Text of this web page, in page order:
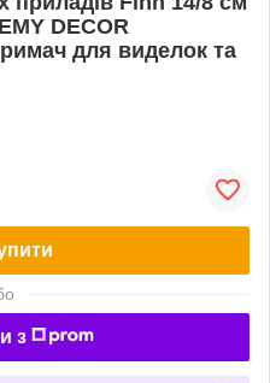
DECOR
для виделок та
з